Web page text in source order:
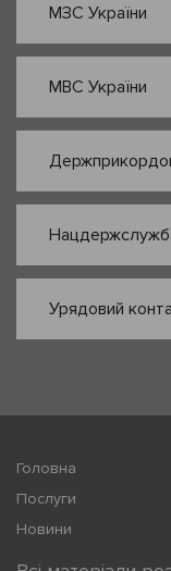
МЗС України
МВС України
Урядовий
Головна
Послуги
Новини